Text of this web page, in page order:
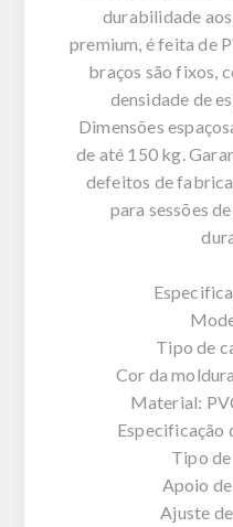
durabilidade
premium, é feita de
braços são fixos,
densidade de
Dimensões
de até 150 kg.
defeitos de
para sessões
Tipo de
Cor da
Material:
Especificação
Tipo
Apoio
Ajuste